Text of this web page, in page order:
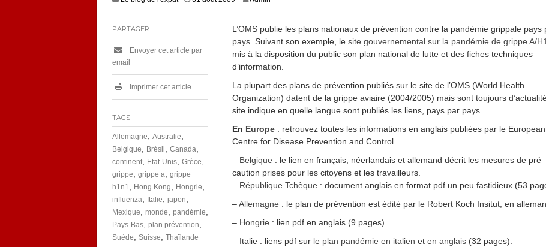
L’OMS publie les plans nationaux de prévention contre la pandémie grippale pays
pays. Suivant son exemple, le site gouvernemental sur la pandémie de grippe A/
mis à la disposition du public son plan national de lutte et des fiches techniques
d’information.
La plupart des plans de prévention publiés sur le site de l’OMS (World Health
Organization) datent de la grippe aviaire (2004/2005) mais sont toujours
site indique en quelle langue sont publiés les liens, pays par pays.
En Europe : retrouvez toutes les informations en anglais publiées par le European
Centre for Disease Prevention and Control.
– Belgique : le lien en français, néerlandais et allemand décrit les mesures de pré
caution prises pour les citoyens et les travailleurs.
– République Tchèque : document anglais en format pdf un peu fastidieux (53
–Allemagne : le plan de prévention est édité par le Robert Koch Insitut, en
– Hongrie : lien pdf en anglais (9 pages)
– Italie : liens pdf sur le plan pandémie en italien et en anglais (32 pages).
PARTAGER
Envoyer cet article par
email
Imprimer cet article
TAGS
Allemagne Australie
Belgique Brésil Canada
continent Etat-Unis Grèce
grippe grippe a grippe
h1n1
Hong Kong Hongrie
influenza Italie japon
Mexique monde pandémie
Pays-Bas plan prévention
Suède Suisse Thaïlande